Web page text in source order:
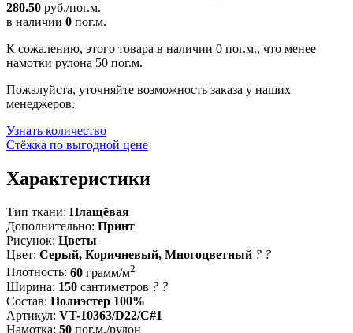
280.50 руб./пог.м.
в наличии 0 пог.м.
К сожалению, этого товара в наличии 0 пог.м., что менее
намотки рулона 50 пог.м.
Пожалуйста, уточняйте возможность заказа у наших
менеджеров.
Узнать количество
Стёжка по выгодной цене
Характеристики
Тип ткани: Плащёвая
Дополнительно: Принт
Рисунок: Цветы
Цвет: Серый, Коричневый, Многоцветный ? ?
Плотность: 60 грамм/м2
Ширина: 150 сантиметров ? ?
Состав: Полиэстер 100%
Артикул: VT-10363/D22/C#1
Намотка: 50 пог.м./рулон